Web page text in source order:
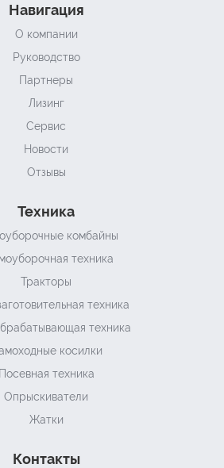
Навигация
О компании
Руководство
Партнеры
Лизинг
Сервис
Новости
Отзывы
Техника
комбайны
техника
Тракторы
техника
техника
косилки
Посевная техника
Опрыскиватели
Жатки
Контакты